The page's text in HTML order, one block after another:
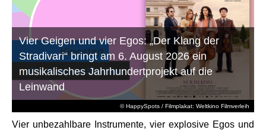
© HappySpots / Filmplakat: Weltkino Filmverleih
Vier Geigen und vier Egos: „Der Klang der
Stradivari“ bringt am 6. August 2026 ein
musikalisches Jahrhundertprojekt auf die
Leinwand
Vier unbezahlbare Instrumente, vier explosive Egos und